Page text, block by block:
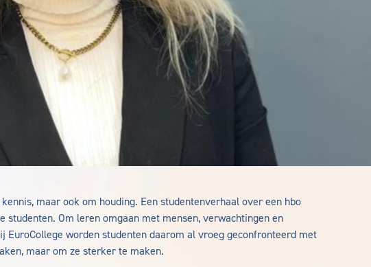
maar ook om houding. Een studentenverhaal over een hbo
studenten. Om leren omgaan met mensen, verwachtingen en
EuroCollege worden studenten daarom al vroeg geconfronteerd met
maar om ze sterker te maken.